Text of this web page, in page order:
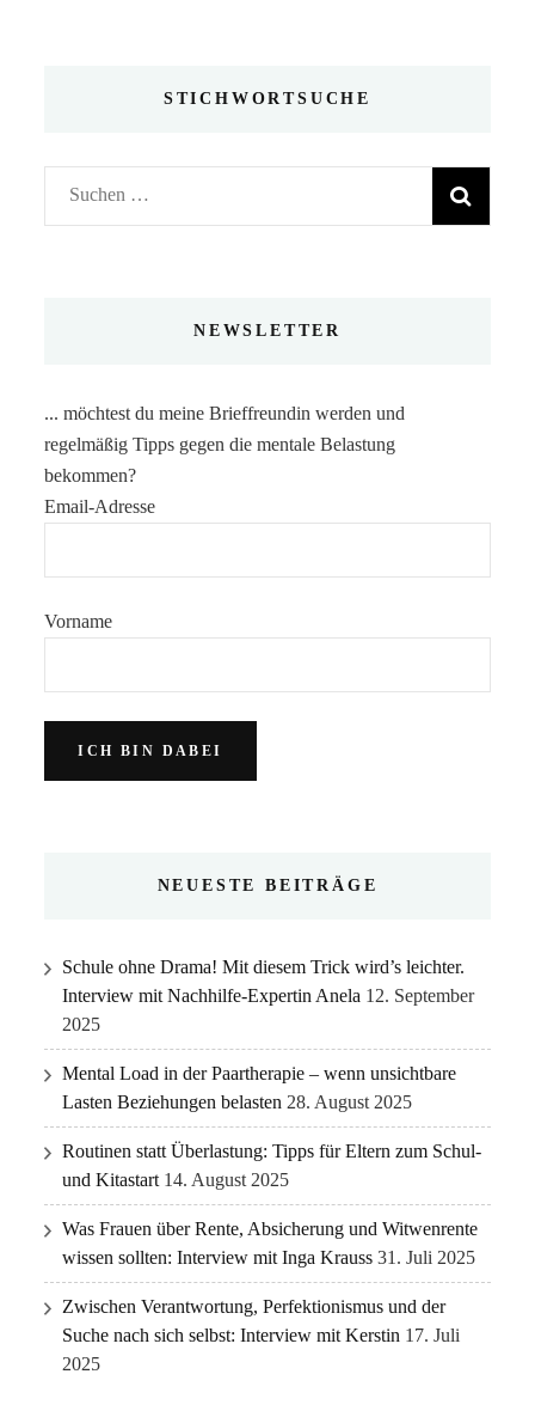
STICHWORTSUCHE
Suchen
nach:
NEWSLETTER
... möchtest du meine Brieffreundin werden und
regelmäßig Tipps gegen die mentale Belastung
bekommen?
Email-Adresse
Vorname
NEUESTE BEITRÄGE
Schule ohne Drama! Mit diesem Trick wird’s leichter.
Interview mit Nachhilfe-Expertin Anela 12. September
2025
Mental Load in der Paartherapie – wenn unsichtbare
Lasten Beziehungen belasten 28. August 2025
Routinen statt Überlastung: Tipps für Eltern zum Schul-
und Kitastart 14. August 2025
Was Frauen über Rente, Absicherung und Witwenrente
wissen sollten: Interview mit Inga Krauss 31. Juli 2025
Zwischen Verantwortung, Perfektionismus und der
Suche nach sich selbst: Interview mit Kerstin 17. Juli
2025